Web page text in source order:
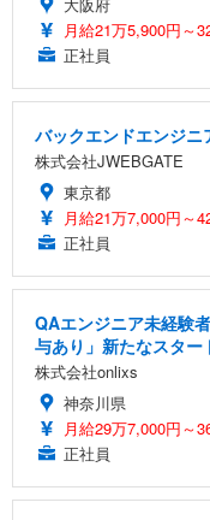
大阪府
月給21万5,900円～
正社員
バックエンドエンジニ
株式会社JWEBGATE
東京都
月給21万7,000円～
正社員
QAエンジニア未経験
与あり」新たなスタ
株式会社onlixs
神奈川県
月給29万7,000円～
正社員